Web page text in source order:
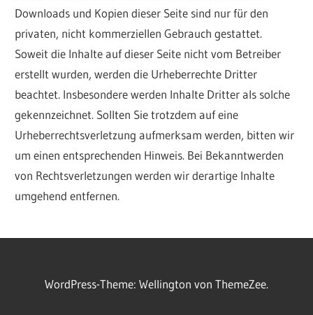
Downloads und Kopien dieser Seite sind nur für den
privaten, nicht kommerziellen Gebrauch gestattet.
Soweit die Inhalte auf dieser Seite nicht vom Betreiber
erstellt wurden, werden die Urheberrechte Dritter
beachtet. Insbesondere werden Inhalte Dritter als solche
gekennzeichnet. Sollten Sie trotzdem auf eine
Urheberrechtsverletzung aufmerksam werden, bitten wir
um einen entsprechenden Hinweis. Bei Bekanntwerden
von Rechtsverletzungen werden wir derartige Inhalte
umgehend entfernen.
WordPress-Theme: Wellington von ThemeZee.